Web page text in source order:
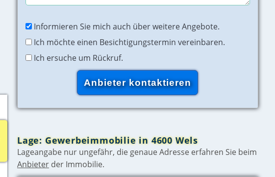
Informieren Sie mich auch über weitere Angebote.
Ich möchte einen Besichtigungstermin vereinbaren.
Ich ersuche um Rückruf.
Lage: Gewerbeimmobilie in 4600 Wels
Lageangabe nur ungefähr, die genaue Adresse erfahren Sie beim
Anbieter der Immobilie.